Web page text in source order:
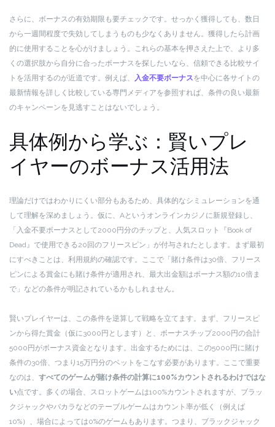
さらに、ボーナスの有効期限も要チェックです。せっかく獲得しても、数日
から一週間程度で失効してしまうものも少なくありません。獲得したら計画
的に使用することを心がけましょう。これらの基本を押さえた上で、より多
くの選択肢から自分に合ったボーナスを探したいなら、信頼できる比較サイ
トを活用するのが近道です。例えば、 入金不要ボーナスを中心に各サイトの
最新情報を詳しく比較している専門メディアを参照すれば、条件の良い最新
のキャンペーンを見逃すことはないでしょう。
具体例から学ぶ：賢いプレ
イヤーのボーナス活用法
理論だけではわかりにくい部分もあるため、具体的なシミュレーションを通
して理解を深めましょう。仮に、Aというオンラインカジノに新規登録し、
「入金不要ボーナスとして2000円分のチップと、人気スロット『Book of
Dead』で使用できる20回のフリースピン」が付与されたとします。まず最初
にすべきことは、利用規約の確認です。ここで「賭け条件は30倍、フリース
ピンによる賞金にも賭け条件が適用され、最大出金額はボーナス額の10倍ま
で」などの条件が明記されているかもしれません。
賢いプレイヤーは、この条件を逆算して戦略を立てます。まず、フリースピ
ンから得た賞金（仮に3000円とします）と、ボーナスチップ2000円の合計
5000円がボーナス資金となります。出金するためには、この5000円に賭け
条件の30倍、つまり15万円分のベットをこなす必要があります。ここで重要
なのは、 すべてのゲームが賭け条件の計算に100%カウントされるわけではな
い点です。多くの場合、スロットゲームは100%カウントされますが、ブラッ
クジャックやバカラなどのテーブルゲームはカウント率が低く（例えば
10%）、場合によっては0%のゲームもあります。つまり、ブラックジャック